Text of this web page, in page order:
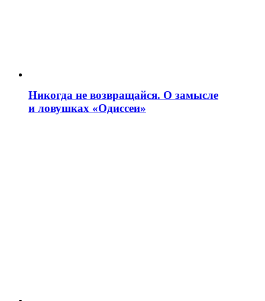
Никогда не возвращайся. О замысле
и ловушках «Одиссеи»